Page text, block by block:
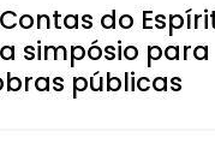
do
simpósio para
públicas